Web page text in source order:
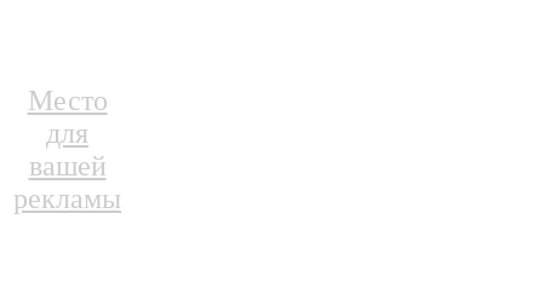
Место
для
вашей
рекламы